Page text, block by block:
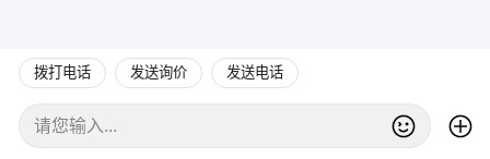
拨打电话 发送询价 发送电话